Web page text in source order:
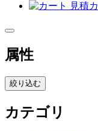
見積
属性
絞り込む
カテゴリ